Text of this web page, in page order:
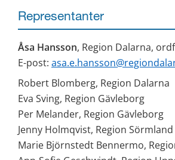
Representanter
Åsa Hansson, Region Dalarna,
E-post:
Robert Blomberg, Region Dalarna
Eva Sving, Region Gävleborg
Per Melander, Region Gävleborg
Jenny Holmqvist, Region Sörmland
Marie Björnstedt Bennermo,